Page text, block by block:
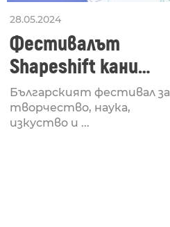
28.05.2024
Фестивалът
Shapeshift кани
Fabrizio Mammarella
за откриването си
Българският фестивал за
творчество, наука,
изкуство и ...